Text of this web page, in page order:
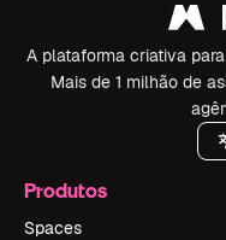
A plataforma criativa
Mais de 1 milhão de
Produtos
Spaces